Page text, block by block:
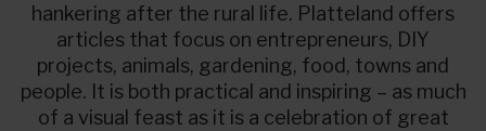
Prøv en måned gratis
hankering after the rural life. Platteland offers
articles that focus on entrepreneurs, DIY
projects, animals, gardening, food, towns and
people. It is both practical and inspiring – as much
of a visual feast as it is a celebration of great